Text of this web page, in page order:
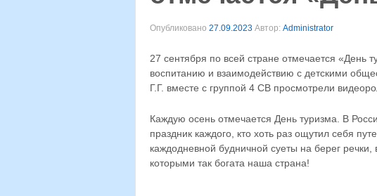
Опубликовано 27.09.2023 Автор: Administrator
27 сентября по всей стране отмечается «День
воспитанию и взаимодействию с детскими
Г.Г. вместе с группой 4 СВ просмотрели
Каждую осень отмечается День туризма. В
праздник каждого, кто хоть раз ощутил себя
каждодневной будничной суеты на берег речки,
которыми так богата наша страна!